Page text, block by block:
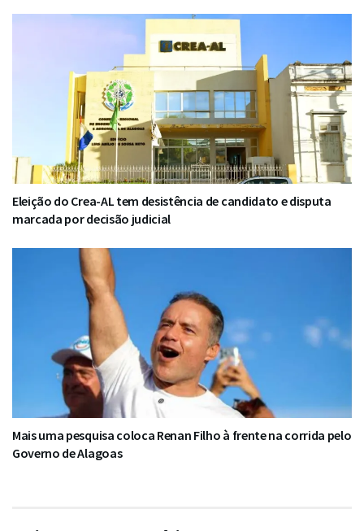
Eleição do Crea-AL tem desistência de candidato e disputa
marcada por decisão judicial
Mais uma pesquisa coloca Renan Filho à frente na corrida pelo
Governo de Alagoas